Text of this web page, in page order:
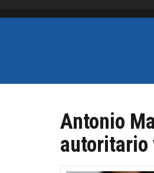
Antonio
autoritario